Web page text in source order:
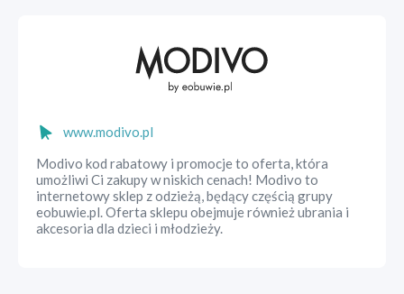
www.modivo.pl
Modivo kod rabatowy i promocje to oferta, która
umożliwi Ci zakupy w niskich cenach! Modivo to
internetowy sklep z odzieżą, będący częścią grupy
eobuwie.pl. Oferta sklepu obejmuje również ubrania i
akcesoria dla dzieci i młodzieży.